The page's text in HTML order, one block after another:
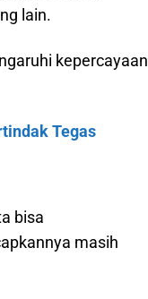
lain.
kepercayaan
Tegas
bisa
masih